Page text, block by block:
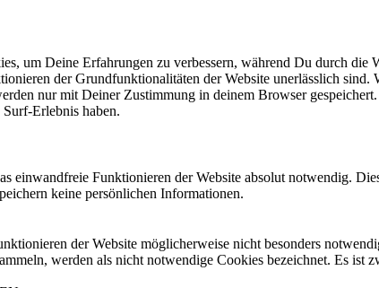
um Deine Erfahrungen zu verbessern, während Du durch
der Grundfunktionalitäten der Website unerlässlich
nur mit Deiner Zustimmung in deinem Browser
Erlebnis haben.
einwandfreie Funktionieren der Website absolut notwendig.
keine persönlichen Informationen.
der Website möglicherweise nicht besonders
werden als nicht notwendige Cookies bezeichnet. Es